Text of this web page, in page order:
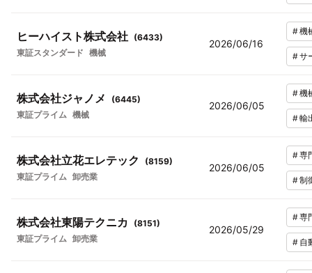
ヒーハイスト株式会社 (6433)
東証スタンダード 機械
2026/06/16
#機
#サ
株式会社ジャノメ (6445)
東証プライム 機械
2026/06/05
#機
#輸
株式会社立花エレテック (8159)
東証プライム 卸売業
2026/06/05
#専
#制
株式会社東陽テクニカ (8151)
東証プライム 卸売業
2026/05/29
#専
# 自